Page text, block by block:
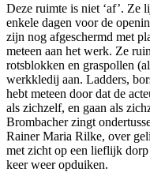
Deze ruimte is niet ‘af’. Ze
enkele dagen voor de
zijn nog afgeschermd met
meteen aan het werk. Ze
rotsblokken en graspollen
werkkledij aan. Ladders,
hebt meteen door dat de
als zichzelf, en gaan als
Brombacher zingt
Rainer Maria Rilke, over
met zicht op een lieflijk
keer weer opduiken.